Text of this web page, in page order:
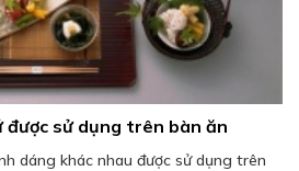
được sử dụng trên bàn ăn
dáng khác nhau được sử dụng trên